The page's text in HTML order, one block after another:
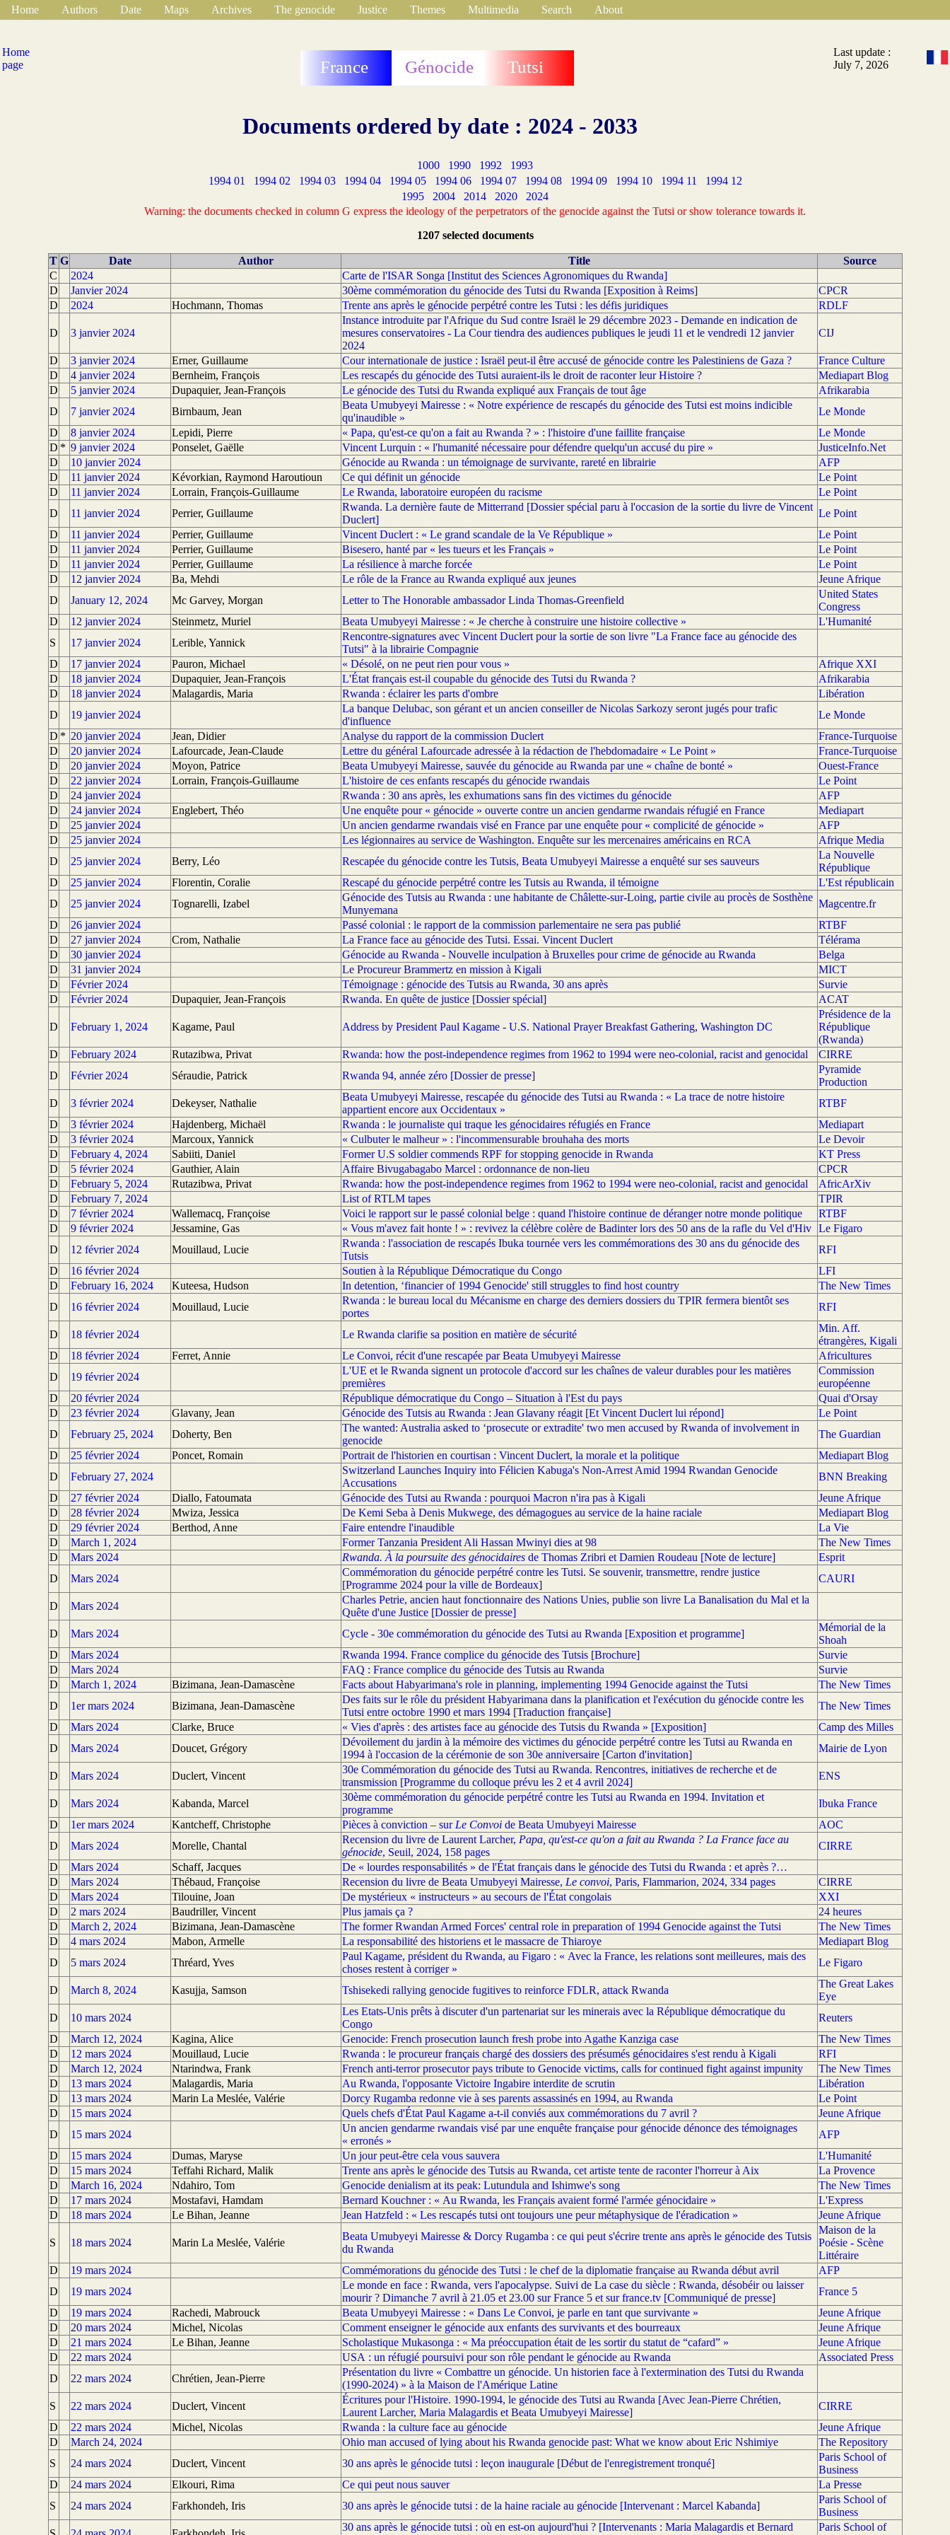
Home Authors Date Maps Archives The genocide Justice Themes Multimedia Search About
Home
page
France Génocide Tutsi
Last update :
July 7, 2026
Documents ordered by date : 2024 - 2033
1000 1990 1992
1993
1994 01
1994 02 1994 03 1994 04 1994 05 1994 06 1994 07 1994 08 1994 09 1994 10 1994 11
1994 12
1995
2004 2014 2020
2024
Warning: the documents checked in column G express the ideology of the perpetrators of the genocide against the Tutsi or show tolerance towards it.
1207 selected documents
T G Date Author Title
Source
C
2024
Carte de l'ISAR Songa [Institut des Sciences Agronomiques du Rwanda]
D
Janvier 2024 30ème commémoration du génocide des Tutsi du Rwanda [Exposition à Reims]
CPCR
D
2024 Hochmann, Thomas Trente ans après le génocide perpétré contre les Tutsi : les défis juridiques RDLF
D 3 janvier 2024
Instance introduite par l'Afrique du Sud contre Israël le 29 décembre 2023 - Demande en indication de
mesures conservatoires - La Cour tiendra des audiences publiques le jeudi 11 et le vendredi 12 janvier
2024
CIJ
D 3 janvier 2024 Erner, Guillaume Cour internationale de justice : Israël peut-il être accusé de génocide contre les Palestiniens de Gaza ?
France Culture
D
4 janvier 2024 Bernheim, François Les rescapés du génocide des Tutsi auraient-ils le droit de raconter leur Histoire ?
Mediapart Blog
D
5 janvier 2024 Dupaquier, Jean-François Le génocide des Tutsi du Rwanda expliqué aux Français de tout âge
Afrikarabia
D
7 janvier 2024 Birnbaum, Jean
Beata Umubyeyi Mairesse : « Notre expérience de rescapés du génocide des Tutsi est moins indicible
qu'inaudible »
Le Monde
D
8 janvier 2024 Lepidi, Pierre « Papa, qu'est-ce qu'on a fait au Rwanda ? » : l'histoire d'une faillite française
Le Monde
D * 9 janvier 2024 Ponselet, Gaëlle Vincent Lurquin : « l'humanité nécessaire pour défendre quelqu'un accusé du pire »
JusticeInfo.Net
D
10 janvier 2024 Génocide au Rwanda : un témoignage de survivante, rareté en librairie
AFP
D
11 janvier 2024 Kévorkian, Raymond Haroutioun Ce qui définit un génocide
Le Point
D
11 janvier 2024 Lorrain, François-Guillaume Le Rwanda, laboratoire européen du racisme
Le Point
D
11 janvier 2024 Perrier, Guillaume
Rwanda. La dernière faute de Mitterrand [Dossier spécial paru à l'occasion de la sortie du livre de Vincent
Duclert]
Le Point
D
11 janvier 2024 Perrier, Guillaume Vincent Duclert : « Le grand scandale de la Ve République »
Le Point
D
11 janvier 2024 Perrier, Guillaume Bisesero, hanté par « les tueurs et les Français »
Le Point
D
11 janvier 2024 Perrier, Guillaume La résilience à marche forcée
Le Point
D
12 janvier 2024 Ba, Mehdi Le rôle de la France au Rwanda expliqué aux jeunes
Jeune Afrique
D
January 12, 2024 Mc Garvey, Morgan Letter to The Honorable ambassador Linda Thomas-Greenfield
United States
Congress
D
12 janvier 2024 Steinmetz, Muriel Beata Umubyeyi Mairesse : « Je cherche à construire une histoire collective »
L'Humanité
S
17 janvier 2024 Lerible, Yannick
Rencontre-signatures avec Vincent Duclert pour la sortie de son livre "La France face au génocide des
Tutsi" à la librairie Compagnie
D
17 janvier 2024 Pauron, Michael « Désolé, on ne peut rien pour vous »
Afrique XXI
D
18 janvier 2024 Dupaquier, Jean-François L'État français est-il coupable du génocide des Tutsi du Rwanda ?
Afrikarabia
D
18 janvier 2024 Malagardis, Maria Rwanda : éclairer les parts d'ombre
Libération
D
19 janvier 2024
La banque Delubac, son gérant et un ancien conseiller de Nicolas Sarkozy seront jugés pour trafic
d'influence
Le Monde
D * 20 janvier 2024 Jean, Didier Analyse du rapport de la commission Duclert
France-Turquoise
D
20 janvier 2024 Lafourcade, Jean-Claude Lettre du général Lafourcade adressée à la rédaction de l'hebdomadaire « Le Point »
France-Turquoise
D
20 janvier 2024 Moyon, Patrice Beata Umubyeyi Mairesse, sauvée du génocide au Rwanda par une « chaîne de bonté »
Ouest-France
D
22 janvier 2024 Lorrain, François-Guillaume L'histoire de ces enfants rescapés du génocide rwandais
Le Point
D
24 janvier 2024 Rwanda : 30 ans après, les exhumations sans fin des victimes du génocide
AFP
D
24 janvier 2024 Englebert, Théo Une enquête pour « génocide » ouverte contre un ancien gendarme rwandais réfugié en France
Mediapart
D
25 janvier 2024 Un ancien gendarme rwandais visé en France par une enquête pour « complicité de génocide »
AFP
D
25 janvier 2024 Les légionnaires au service de Washington. Enquête sur les mercenaires américains en RCA
Afrique Media
D
25 janvier 2024 Berry, Léo Rescapée du génocide contre les Tutsis, Beata Umubyeyi Mairesse a enquêté sur ses sauveurs
La Nouvelle
République
D
25 janvier 2024 Florentin, Coralie Rescapé du génocide perpétré contre les Tutsis au Rwanda, il témoigne
L'Est républicain
D
25 janvier 2024 Tognarelli, Izabel
Génocide des Tutsis au Rwanda : une habitante de Châlette-sur-Loing, partie civile au procès de Sosthène
Munyemana
Magcentre.fr
D
26 janvier 2024 Passé colonial : le rapport de la commission parlementaire ne sera pas publié
RTBF
D
27 janvier 2024 Crom, Nathalie La France face au génocide des Tutsi. Essai. Vincent Duclert
Télérama
D
30 janvier 2024 Génocide au Rwanda - Nouvelle inculpation à Bruxelles pour crime de génocide au Rwanda
Belga
D
31 janvier 2024 Le Procureur Brammertz en mission à Kigali
MICT
D
Février 2024 Témoignage : génocide des Tutsis au Rwanda, 30 ans après
Survie
D
Février 2024 Dupaquier, Jean-François Rwanda. En quête de justice [Dossier spécial] ACAT
D February 1, 2024 Kagame, Paul Address by President Paul Kagame - U.S. National Prayer Breakfast Gathering, Washington DC
Présidence de la
République
(Rwanda)
D
February 2024 Rutazibwa, Privat Rwanda: how the post-independence regimes from 1962 to 1994 were neo-colonial, racist and genocidal
CIRRE
D
Février 2024 Séraudie, Patrick Rwanda 94, année zéro [Dossier de presse]
Pyramide
Production
D
3 février 2024 Dekeyser, Nathalie
Beata Umubyeyi Mairesse, rescapée du génocide des Tutsi au Rwanda : « La trace de notre histoire
appartient encore aux Occidentaux »
RTBF
D
3 février 2024 Hajdenberg, Michaël Rwanda : le journaliste qui traque les génocidaires réfugiés en France
Mediapart
D
3 février 2024 Marcoux, Yannick « Culbuter le malheur » : l'incommensurable brouhaha des morts
Le Devoir
D
February 4, 2024 Sabiiti, Daniel Former U.S soldier commends RPF for stopping genocide in Rwanda
KT Press
D
5 février 2024 Gauthier, Alain Affaire Bivugabagabo Marcel : ordonnance de non-lieu
CPCR
D
February 5, 2024 Rutazibwa, Privat Rwanda: how the post-independence regimes from 1962 to 1994 were neo-colonial, racist and genocidal
AfricArXiv
D
February 7, 2024 List of RTLM tapes
TPIR
D
7 février 2024 Wallemacq, Françoise Voici le rapport sur le passé colonial belge : quand l'histoire continue de déranger notre monde politique
RTBF
D
9 février 2024 Jessamine, Gas « Vous m'avez fait honte ! » : revivez la célèbre colère de Badinter lors des 50 ans de la rafle du Vel d'Hiv
Le Figaro
D
12 février 2024 Mouillaud, Lucie
Rwanda : l'association de rescapés Ibuka tournée vers les commémorations des 30 ans du génocide des
Tutsis
RFI
D
16 février 2024 Soutien à la République Démocratique du Congo
LFI
D
February 16, 2024 Kuteesa, Hudson In detention, ‘financier of 1994 Genocide' still struggles to find host country
The New Times
D
16 février 2024 Mouillaud, Lucie
Rwanda : le bureau local du Mécanisme en charge des derniers dossiers du TPIR fermera bientôt ses
portes
RFI
D 18 février 2024 Le Rwanda clarifie sa position en matière de sécurité
Min. Aff.
étrangères, Kigali
D
18 février 2024 Ferret, Annie Le Convoi, récit d'une rescapée par Beata Umubyeyi Mairesse
Africultures
D
19 février 2024
L'UE et le Rwanda signent un protocole d'accord sur les chaînes de valeur durables pour les matières
premières
Commission
européenne
D
20 février 2024 République démocratique du Congo – Situation à l'Est du pays
Quai d'Orsay
D
23 février 2024 Glavany, Jean Génocide des Tutsis au Rwanda : Jean Glavany réagit [Et Vincent Duclert lui répond]
Le Point
D
February 25, 2024 Doherty, Ben
The wanted: Australia asked to ‘prosecute or extradite' two men accused by Rwanda of involvement in
genocide
The Guardian
D
25 février 2024 Poncet, Romain Portrait de l'historien en courtisan : Vincent Duclert, la morale et la politique
Mediapart Blog
D
February 27, 2024
Switzerland Launches Inquiry into Félicien Kabuga's Non-Arrest Amid 1994 Rwandan Genocide
Accusations
BNN Breaking
D
27 février 2024 Diallo, Fatoumata Génocide des Tutsi au Rwanda : pourquoi Macron n'ira pas à Kigali
Jeune Afrique
D
28 février 2024 Mwiza, Jessica De Kemi Seba à Denis Mukwege, des démagogues au service de la haine raciale
Mediapart Blog
D
29 février 2024 Berthod, Anne Faire entendre l'inaudible
La Vie
D
March 1, 2024 Former Tanzania President Ali Hassan Mwinyi dies at 98
The New Times
D
Mars 2024 Rwanda. À la poursuite des génocidairesde Thomas Zribri et Damien Roudeau [Note de lecture]
Esprit
D
Mars 2024
Commémoration du génocide perpétré contre les Tutsi. Se souvenir, transmettre, rendre justice
[Programme 2024 pour la ville de Bordeaux]
CAURI
D Mars 2024
Charles Petrie, ancien haut fonctionnaire des Nations Unies, publie son livre La Banalisation du Mal et la
Quête d'une Justice [Dossier de presse]
D
Mars 2024 Cycle - 30e commémoration du génocide des Tutsi au Rwanda [Exposition et programme]
Mémorial de la
Shoah
D
Mars 2024 Rwanda 1994. France complice du génocide des Tutsis [Brochure]
Survie
D
Mars 2024 FAQ : France complice du génocide des Tutsis au Rwanda
Survie
D
March 1, 2024 Bizimana, Jean-Damascène Facts about Habyarimana's role in planning, implementing 1994 Genocide against the Tutsi
The New Times
D
1er mars 2024 Bizimana, Jean-Damascène
Des faits sur le rôle du président Habyarimana dans la planification et l'exécution du génocide contre les
Tutsi entre octobre 1990 et mars 1994 [Traduction française]
The New Times
D
Mars 2024 Clarke, Bruce « Vies d'après : des artistes face au génocide des Tutsis du Rwanda » [Exposition]
Camp des Milles
D
Mars 2024 Doucet, Grégory
Dévoilement du jardin à la mémoire des victimes du génocide perpétré contre les Tutsi au Rwanda en
1994 à l'occasion de la cérémonie de son 30e anniversaire [Carton d'invitation]
Mairie de Lyon
D Mars 2024 Duclert, Vincent
30e Commémoration du génocide des Tutsi au Rwanda. Rencontres, initiatives de recherche et de
transmission [Programme du colloque prévu les 2 et 4 avril 2024]
ENS
D Mars 2024 Kabanda, Marcel
30ème commémoration du génocide perpétré contre les Tutsi au Rwanda en 1994. Invitation et
programme
Ibuka France
D
1er mars 2024 Kantcheff, Christophe Pièces à conviction – sur Le Convoide Beata Umubyeyi Mairesse
AOC
D
Mars 2024 Morelle, Chantal
Recension du livre de Laurent Larcher, Papa, qu'est-ce qu'on a fait au Rwanda ? La France face au
génocide, Seuil, 2024, 158 pages
CIRRE
D
Mars 2024 Schaff, Jacques
De « lourdes responsabilités » de l'État français dans le génocide des Tutsi du Rwanda : et après ?…
D
Mars 2024 Thébaud, Françoise Recension du livre de Beata Umubyeyi Mairesse, Le convoi, Paris, Flammarion, 2024, 334 pages
CIRRE
D
Mars 2024 Tilouine, Joan De mystérieux « instructeurs » au secours de l'État congolais
XXI
D
2 mars 2024 Baudriller, Vincent Plus jamais ça ?
24 heures
D
March 2, 2024 Bizimana, Jean-Damascène The former Rwandan Armed Forces' central role in preparation of 1994 Genocide against the Tutsi
The New Times
D
4 mars 2024 Mabon, Armelle La responsabilité des historiens et le massacre de Thiaroye
Mediapart Blog
D
5 mars 2024 Thréard, Yves
Paul Kagame, président du Rwanda, au Figaro : « Avec la France, les relations sont meilleures, mais des
choses restent à corriger »
Le Figaro
D March 8, 2024 Kasujja, Samson Tshisekedi rallying genocide fugitives to reinforce FDLR, attack Rwanda
The Great Lakes
Eye
D
10 mars 2024
Les Etats-Unis prêts à discuter d'un partenariat sur les minerais avec la République démocratique du
Congo
Reuters
D
March 12, 2024 Kagina, Alice Genocide: French prosecution launch fresh probe into Agathe Kanziga case
The New Times
D
12 mars 2024 Mouillaud, Lucie Rwanda : le procureur français chargé des dossiers des présumés génocidaires s'est rendu à Kigali
RFI
D
March 12, 2024 Ntarindwa, Frank French anti-terror prosecutor pays tribute to Genocide victims, calls for continued fight against impunity
The New Times
D
13 mars 2024 Malagardis, Maria Au Rwanda, l'opposante Victoire Ingabire interdite de scrutin
Libération
D
13 mars 2024 Marin La Meslée, Valérie Dorcy Rugamba redonne vie à ses parents assassinés en 1994, au Rwanda
Le Point
D
15 mars 2024 Quels chefs d'État Paul Kagame a-t-il conviés aux commémorations du 7 avril ?
Jeune Afrique
D
15 mars 2024
Un ancien gendarme rwandais visé par une enquête française pour génocide dénonce des témoignages
« erronés »
AFP
D
15 mars 2024 Dumas, Maryse Un jour peut-être cela vous sauvera
L'Humanité
D
15 mars 2024 Teffahi Richard, Malik Trente ans après le génocide des Tutsis au Rwanda, cet artiste tente de raconter l'horreur à Aix
La Provence
D
March 16, 2024 Ndahiro, Tom Genocide denialism at its peak: Lutundula and Ishimwe's song
The New Times
D
17 mars 2024 Mostafavi, Hamdam Bernard Kouchner : « Au Rwanda, les Français avaient formé l'armée génocidaire »
L'Express
D
18 mars 2024 Le Bihan, Jeanne Jean Hatzfeld : « Les rescapés tutsi ont toujours une peur métaphysique de l'éradication » Jeune Afrique
S 18 mars 2024 Marin La Meslée, Valérie
Beata Umubyeyi Mairesse & Dorcy Rugamba : ce qui peut s'écrire trente ans après le génocide des Tutsis
du Rwanda
Maison de la
Poésie - Scène
Littéraire
D
19 mars 2024 Commémorations du génocide des Tutsi : le chef de la diplomatie française au Rwanda début avril
AFP
D
19 mars 2024
Le monde en face : Rwanda, vers l'apocalypse. Suivi de La case du siècle : Rwanda, désobéir ou laisser
mourir ? Dimanche 7 avril à 21.05 et 23.00 sur France 5 et sur france.tv [Communiqué de presse]
France 5
D
19 mars 2024 Rachedi, Mabrouck Beata Umubyeyi Mairesse : « Dans Le Convoi, je parle en tant que survivante »
Jeune Afrique
D
20 mars 2024 Michel, Nicolas Comment enseigner le génocide aux enfants des survivants et des bourreaux
Jeune Afrique
D
21 mars 2024 Le Bihan, Jeanne Scholastique Mukasonga : « Ma préoccupation était de les sortir du statut de “cafard” »
Jeune Afrique
D
22 mars 2024 USA : un réfugié poursuivi pour son rôle pendant le génocide au Rwanda
Associated Press
D
22 mars 2024 Chrétien, Jean-Pierre
Présentation du livre « Combattre un génocide. Un historien face à l'extermination des Tutsi du Rwanda
(1990-2024) » à la Maison de l'Amérique Latine
S
22 mars 2024 Duclert, Vincent
Écritures pour l'Histoire. 1990-1994, le génocide des Tutsi au Rwanda [Avec Jean-Pierre Chrétien,
Laurent Larcher, Maria Malagardis et Beata Umubyeyi Mairesse]
CIRRE
D
22 mars 2024 Michel, Nicolas Rwanda : la culture face au génocide
Jeune Afrique
D
March 24, 2024 Ohio man accused of lying about his Rwanda genocide past: What we know about Eric Nshimiye
The Repository
S
24 mars 2024 Duclert, Vincent 30 ans après le génocide tutsi : leçon inaugurale [Début de l'enregistrement tronqué]
Paris School of
Business
D
24 mars 2024 Elkouri, Rima Ce qui peut nous sauver
La Presse
S
24 mars 2024 Farkhondeh, Iris 30 ans après le génocide tutsi : de la haine raciale au génocide [Intervenant : Marcel Kabanda]
Paris School of
Business
30 ans après le génocide tutsi : où en est-on aujourd'hui ? [Intervenants : Maria Malagardis et Bernard
Paris School of